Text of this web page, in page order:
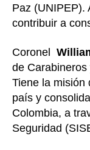
Paz (UNIPEP).
contribuir a
Coronel
de
Tiene la
país y
Colombia, a
Seguridad